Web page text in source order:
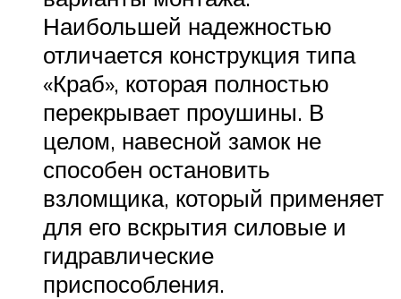
Наибольшей надежностью
отличается конструкция типа
«Краб», которая полностью
перекрывает проушины. В
целом, навесной замок не
способен остановить
взломщика, который применяет
для его вскрытия силовые и
гидравлические
приспособления.